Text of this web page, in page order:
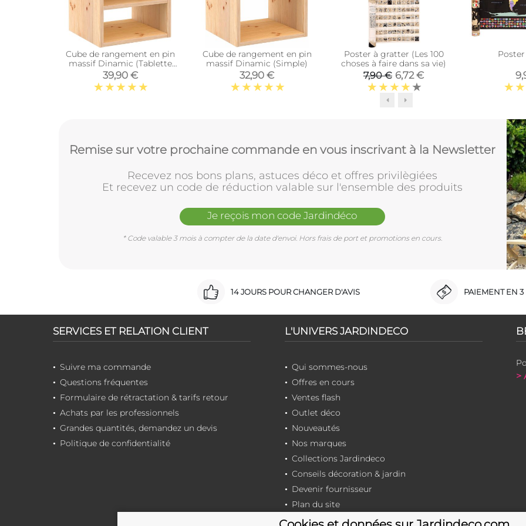
Cube de rangement en pin
massif Dinamic (Tablette
intermédiaire)
39,90 €
Cube de rangement en pin
massif Dinamic (Simple)
32,90 €
Poster à gratter (Les 100
choses à faire dans sa vie)
7,90 € 6,72 €
Remise sur votre prochaine commande en vous inscrivant à la Newsletter
Recevez nos bons plans, astuces déco et offres privilègiées
Et recevez un code de réduction valable sur l'ensemble des produits
Je reçois mon code Jardindéco
* Code valable 3 mois à compter de la date d'envoi. Hors frais de port et promotions en cours.
14 JOURS POUR CHANGER D'AVIS PAIEMENT EN 3
SERVICES ET RELATION CLIENT
Suivre ma commande
Questions fréquentes
Formulaire de rétractation & tarifs retour
Achats par les professionnels
Grandes quantités, demandez un devis
Politique de confidentialité
L'UNIVERS JARDINDECO
Qui sommes-nous
Offres en cours
Ventes flash
Outlet déco
Nouveautés
Nos marques
Collections Jardindeco
Conseils décoration & jardin
Devenir fournisseur
Plan du site
>